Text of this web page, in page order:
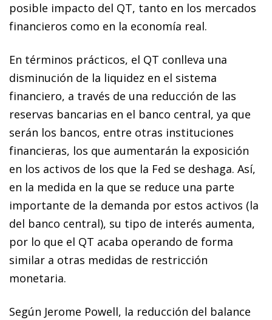
posible impacto del QT, tanto en los mercados
financieros como en la economía real.
En términos prácticos, el QT conlleva una
disminución de la liquidez en el sistema
financiero, a través de una reducción de las
reservas bancarias en el banco central, ya que
serán los bancos, entre otras instituciones
financieras, los que aumentarán la exposición
en los activos de los que la Fed se deshaga. Así,
en la medida en la que se reduce una parte
importante de la demanda por estos activos (la
del banco central), su tipo de interés aumenta,
por lo que el QT acaba operando de forma
similar a otras medidas de restricción
monetaria.
Según Jerome Powell, la reducción del ba­­lance